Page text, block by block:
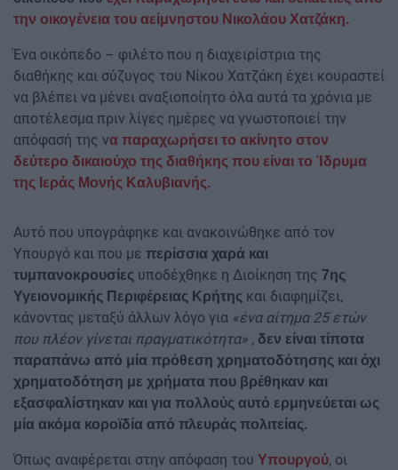
την οικογένεια του αείμνηστου Νικολάου Χατζάκη.
Ένα οικόπεδο – φιλέτο που η διαχειρίστρια της
διαθήκης και σύζυγος του Νίκου Χατζάκη έχει κουραστεί
να βλέπει να μένει αναξιοποίητο όλα αυτά τα χρόνια με
αποτέλεσμα πριν λίγες ημέρες να γνωστοποιεί την
απόφασή της να παραχωρήσει το ακίνητο στον
δεύτερο δικαιούχο της διαθήκης που είναι το Ίδρυμα
της Ιεράς Μονής Καλυβιανής.
Αυτό που υπογράφηκε και ανακοινώθηκε από τον
Υπουργό και που με περίσσια χαρά και
τυμπανοκρουσίες υποδέχθηκε η Διοίκηση της 7ης
Υγειονομικής Περιφέρειας Κρήτης και διαφημίζει,
κάνοντας μεταξύ άλλων λόγο για «ένα αίτημα 25 ετών
που πλέον γίνεται πραγματικότητα» , δεν είναι τίποτα
παραπάνω από μία πρόθεση χρηματοδότησης και όχι
χρηματοδότηση με χρήματα που βρέθηκαν και
εξασφαλίστηκαν και για πολλούς αυτό ερμηνεύεται ως
μία ακόμα κοροϊδία από πλευράς πολιτείας.
Όπως αναφέρεται στην απόφαση του Υπουργού, οι